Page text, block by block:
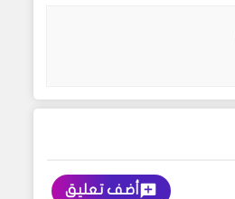
أضف تعليق